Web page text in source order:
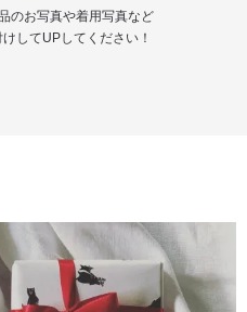
のお写真や着用写真など
してUPしてください！